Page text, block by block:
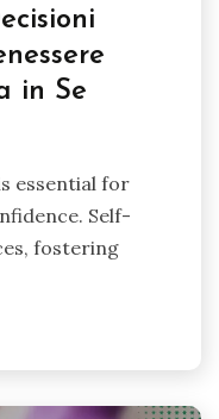
in Se
essential for
Self-
fostering